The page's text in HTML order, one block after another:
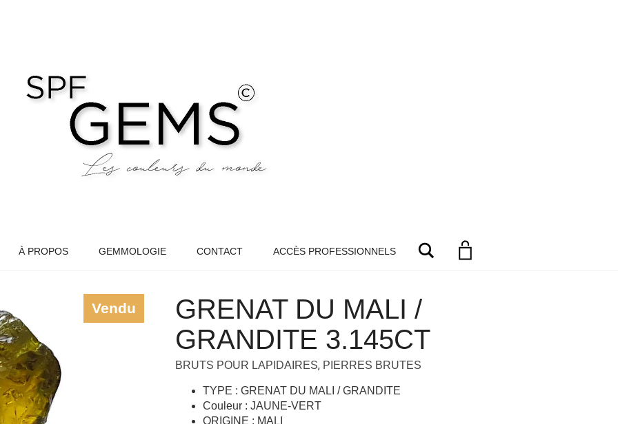
À PROPOS GEMMOLOGIE CONTACT ACCÈS PROFESSIONNELS Search
Vendu
GRENAT DU MALI /
GRANDITE 3.145CT
BRUTS POUR LAPIDAIRES, PIERRES BRUTES
TYPE : GRENAT DU MALI / GRANDITE
Couleur : JAUNE-VERT
ORIGINE : MALI